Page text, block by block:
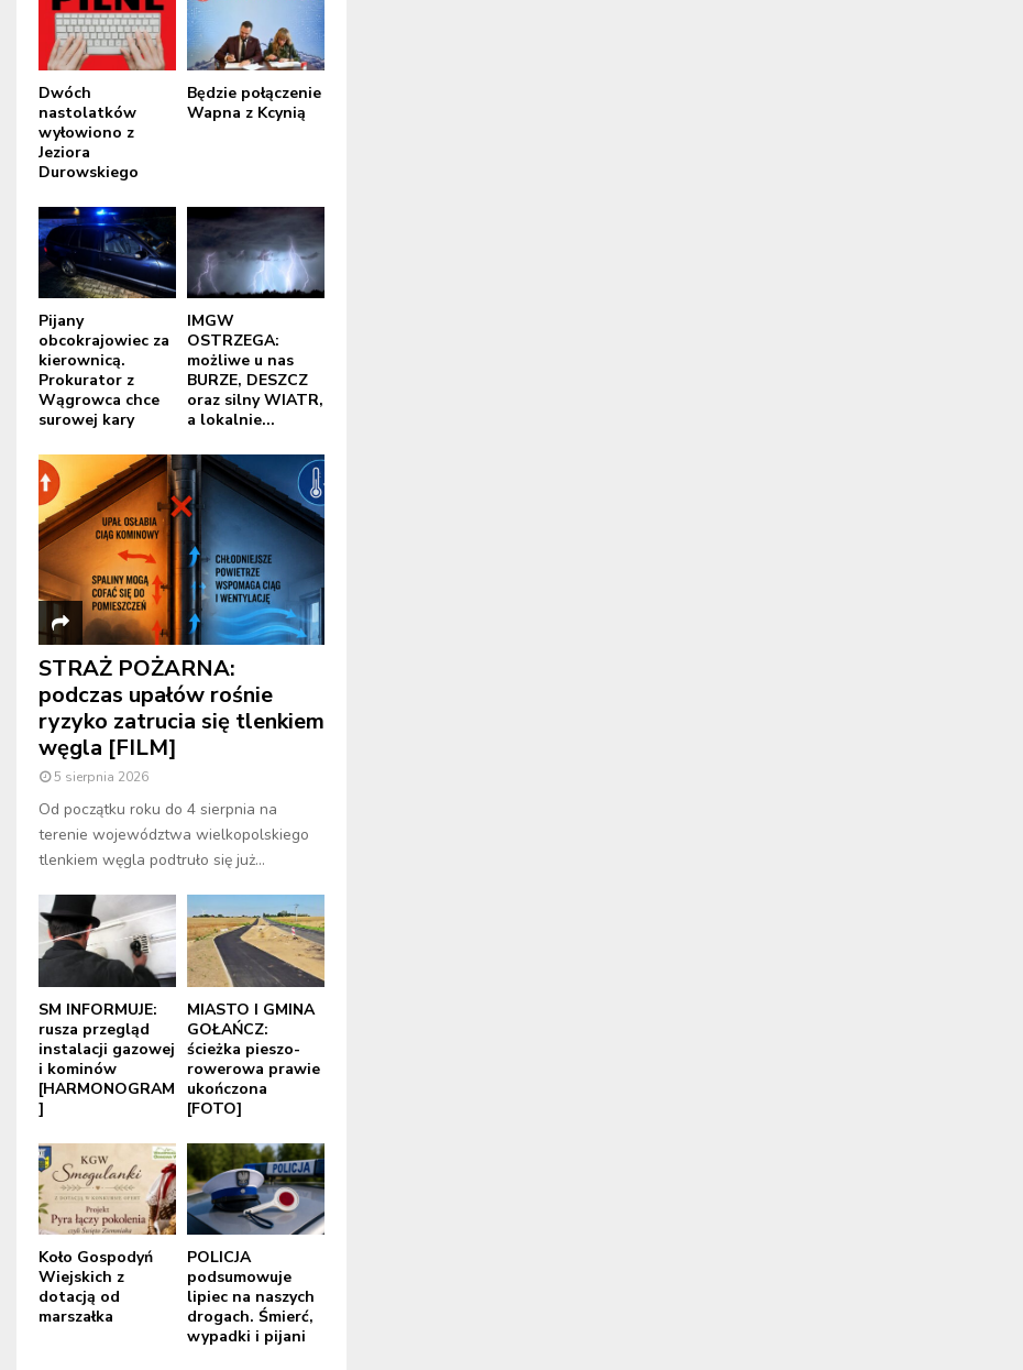
Dwóch
nastolatków
wyłowiono z
Jeziora
Durowskiego
Będzie połączenie
Wapna z Kcynią
Pijany
obcokrajowiec za
kierownicą.
Prokurator z
Wągrowca chce
surowej kary
IMGW
OSTRZEGA:
możliwe u nas
BURZE, DESZCZ
oraz silny WIATR,
a lokalnie...
STRAŻ POŻARNA:
podczas upałów rośnie
ryzyko zatrucia się tlenkiem
węgla [FILM]
5 sierpnia 2026
Od początku roku do 4 sierpnia na
terenie województwa wielkopolskiego
tlenkiem węgla podtruło się już...
SM INFORMUJE:
rusza przegląd
instalacji gazowej
i kominów
[HARMONOGRAM
]
MIASTO I GMINA
GOŁAŃCZ:
ścieżka pieszo-
rowerowa prawie
ukończona
[FOTO]
Koło Gospodyń
Wiejskich z
dotacją od
marszałka
POLICJA
podsumowuje
lipiec na naszych
drogach. Śmierć,
wypadki i pijani